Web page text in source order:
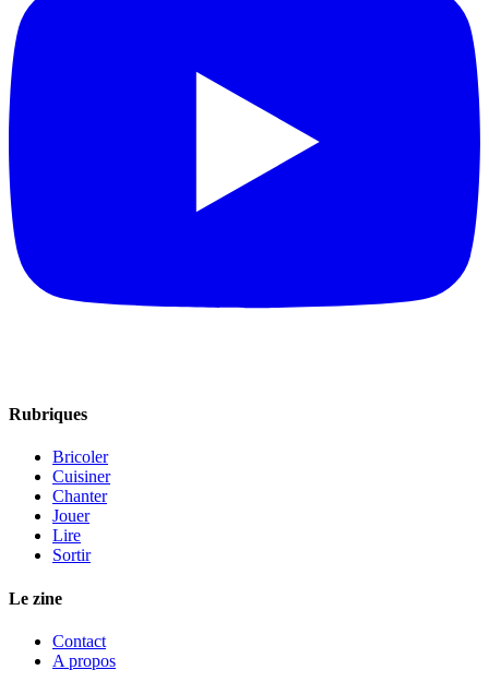
Rubriques
Bricoler
Cuisiner
Chanter
Jouer
Lire
Sortir
Le zine
Contact
A propos